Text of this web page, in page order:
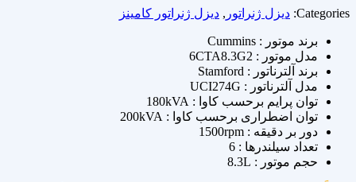
Categories: دیزل ژنراتور , دیزل ژنراتور کامینز
برند موتور : Cummins
مدل موتور : 6CTA8.3G2
برند آلترناتور : Stamford
مدل آلترناتور : UCI274G
توان پرایم برحسب کاوا : 180kVA
توان اضطراری برحسب کاوا : 200kVA
دور بر دقیقه : 1500rpm
تعداد سیلندرها : 6
حجم موتور : 8.3L